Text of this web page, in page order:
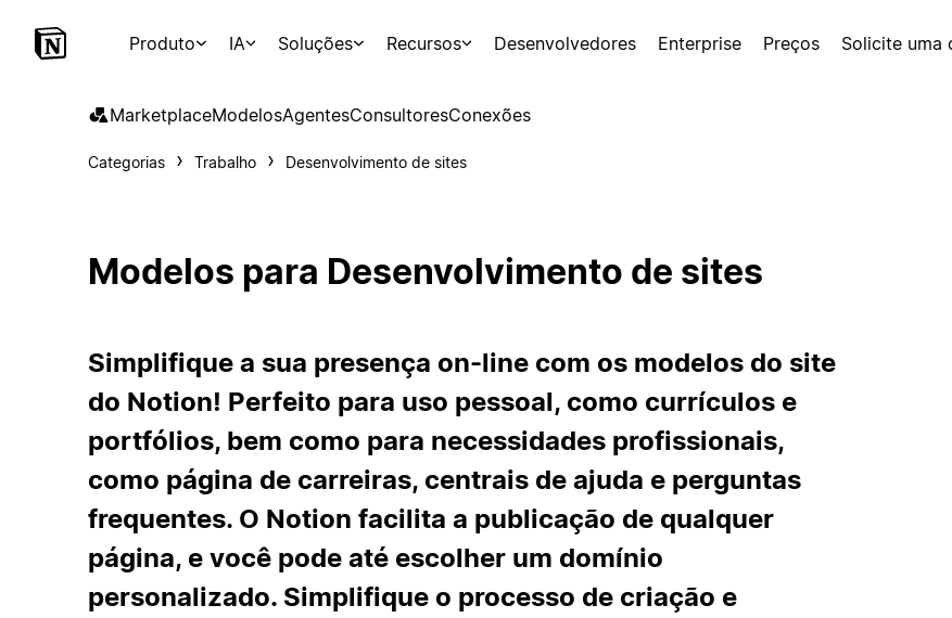
Produto IA Soluções Recursos Desenvolvedores Enterprise Preços Solicite uma
MarketplaceModelosAgentesConsultoresConexões
Categorias Trabalho Desenvolvimento de sites
Modelos para Desenvolvimento de sites
Simplifique a sua presença on-line com os modelos do site
do Notion! Perfeito para uso pessoal, como currículos e
portfólios, bem como para necessidades profissionais,
como página de carreiras, centrais de ajuda e perguntas
frequentes. O Notion facilita a publicação de qualquer
página, e você pode até escolher um domínio
personalizado. Simplifique o processo de criação e